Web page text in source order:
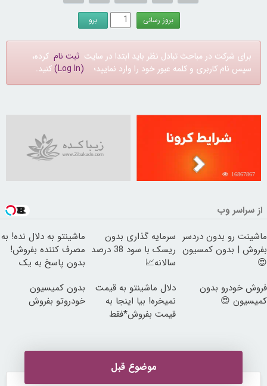
برای شرکت در مباحث تبادل نظر باید ابتدا در سایت ثبت نام کرده،
سپس نام کاربری و کلمه عبور خود را وارد نمایید؛ (Log In) کنید.
16867867
از سراسر وب
ماشینت رو بدون دردسر
بفروش | بدون کمسیون
😍
سرمایه گذاری بدون
ریسک با سود 38 درصد
سالانه📈
ماشینتو به دلال نده! به
مصرف کننده بفروش!
بدون پاسخ به یک
فروش خودرو بدون
کمیسیون 😍
دلال ماشینتو به قیمت
نمیخره! بیا اینجا به
قیمت بفروش*فقط
بدون کمیسیون
خودروتو بفروش
موضوع قبل